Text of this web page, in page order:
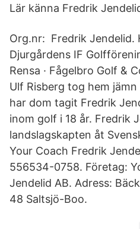
Lär känna Fredrik
Org.nr: Fredrik Jendelid.
Djurgårdens IF
Rensa · Fågelbro Golf &
Ulf Risberg tog hem
har dom tagit Fredrik
inom golf i 18 år. Fredrik
landslagskapten åt
Your Coach Fredrik
556534-0758. Företag:
Jendelid AB. Adress:
48 Saltsjö-Boo.